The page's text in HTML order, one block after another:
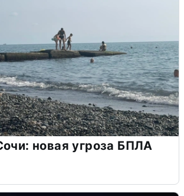
новая угроза БПЛА